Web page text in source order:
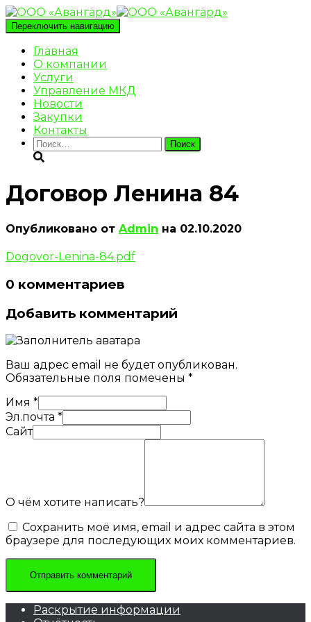
Переключить навигацию
Главная
О компании
Услуги
Управление МКД
Новости
Закупки
Контакты
Найти:
Договор Ленина 84
Опубликовано от Admin на 02.10.2020
Dogovor-Lenina-84.pdf
0 комментариев
Добавить комментарий
Ваш адрес email не будет опубликован.
Обязательные поля помечены *
Имя *
Эл.почта *
Сайт
О чём хотите написать?
Сохранить моё имя, email и адрес сайта в этом
браузере для последующих моих комментариев.
Раскрытие информации